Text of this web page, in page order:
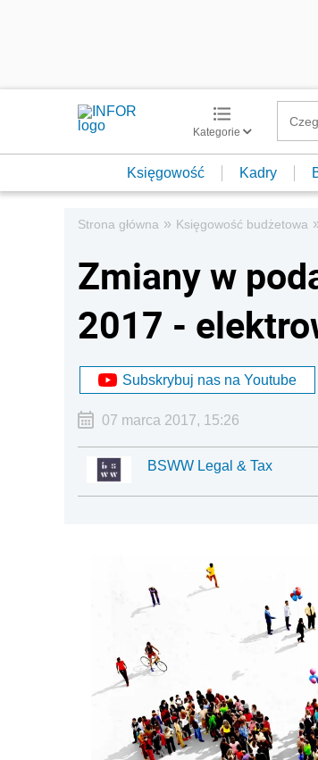
Kategorie
Księgowość Kadry
Strona główna » Księgowość budżetowa
Zmiany w
2017 -
Subskrybuj nas na Youtube
07 marca 2017, 15:26
BSWW Legal & Tax